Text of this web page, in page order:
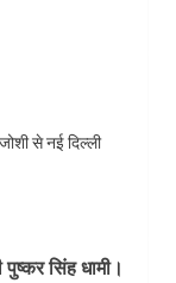
से नई दिल्ली
सिंह धामी।